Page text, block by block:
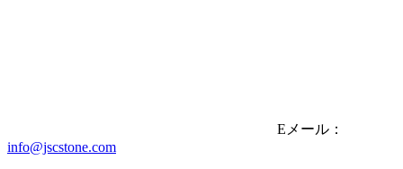
Eメール：
info@jscstone.com